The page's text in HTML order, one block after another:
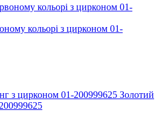
кольорі з цирконом 01-
Золотий